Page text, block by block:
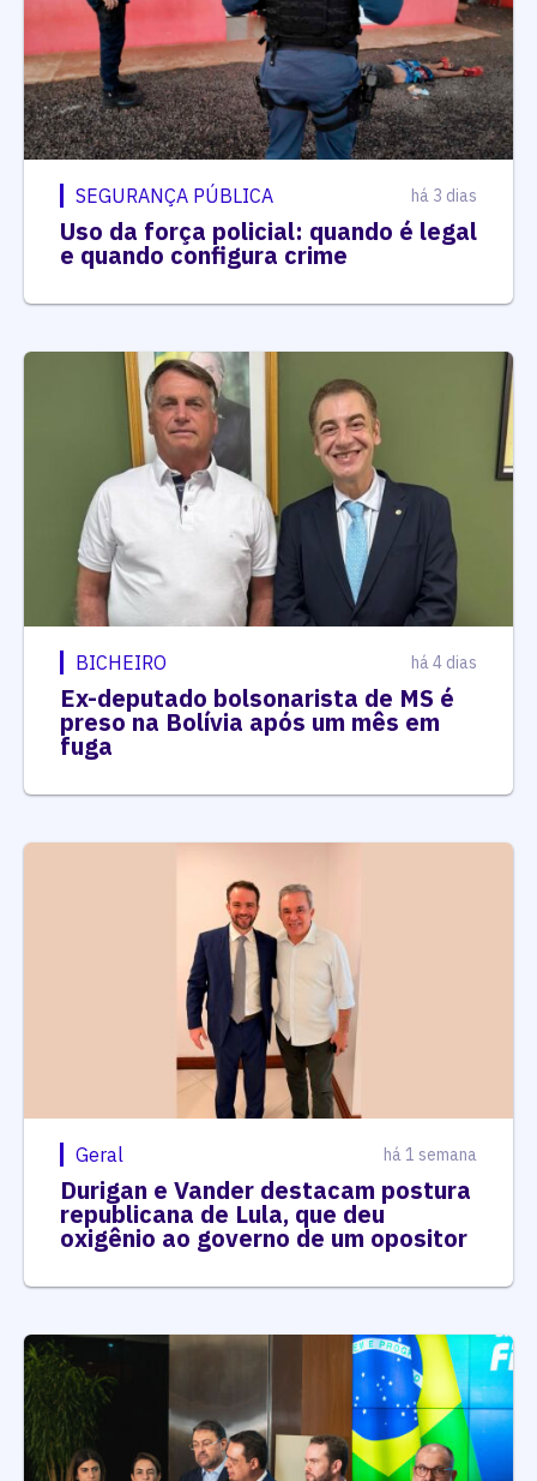
SEGURANÇA PÚBLICA há 3 dias
Uso da força policial: quando é legal
e quando configura crime
BICHEIRO há 4 dias
Ex-deputado bolsonarista de MS é
preso na Bolívia após um mês em
fuga
Geral há 1 semana
Durigan e Vander destacam postura
republicana de Lula, que deu
oxigênio ao governo de um opositor